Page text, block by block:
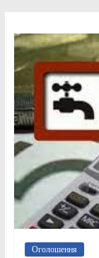
Оголошення